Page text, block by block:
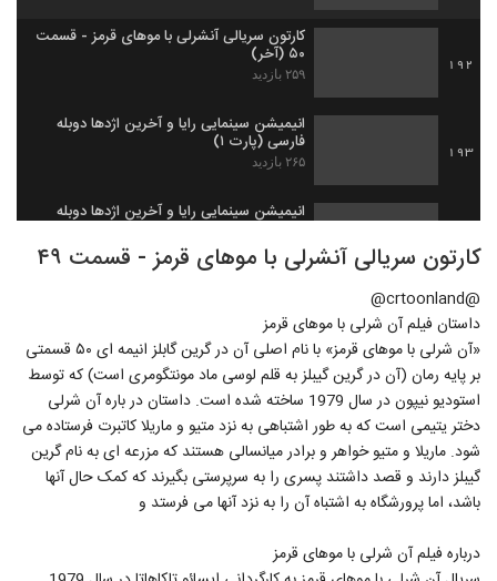
192
کارتون سریالی آنشرلی با موهای قرمز - قسمت
۵۰ (آخر)
۲۵۹ بازدید
193
انیمیشن سینمایی رایا و آخرین اژدها دوبله
فارسی (پارت ۱)
۲۶۵ بازدید
انیمیشن سینمایی رایا و آخرین اژدها دوبله
۲۵۴ بازدید
195 Oasis قسمت ۱
۲۲۵ بازدید
مجموعه انیمیشن اسکار اُسیس Oscar's
Oasis قسمت ۲ آخر
۳۶۹ بازدید
197
انیمیشن باب اسفنجی: به دلقک ها غذا ندین
SpongeBob: Don’t Feed the Clowns
۱۹۱ بازدید
مجموعه کامل کارتون آموزشی زبان انگلیسی پپا
کارتون سریالی آنشرلی با موهای قرمز - قسمت ۴۹
@crtoonland@
داستان فیلم آن شرلی با موهای قرمز
«آن شرلی با موهای قرمز» با نام اصلی آن در گرین گابلز انیمه ای ۵۰ قسمتی
بر پایه رمان (آن در گرین گیبلز به قلم لوسی ماد مونتگومری است) که توسط
استودیو نیپون در سال 1979 ساخته شده است. داستان در باره آن شرلی
دختر یتیمی است که به طور اشتباهی به نزد متیو و ماریلا کاتبرت فرستاده می
شود. ماریلا و متیو خواهر و برادر میانسالی هستند که مزرعه ای به نام گرین
گیبلز دارند و قصد داشتند پسری را به سرپرستی بگیرند که کمک حال آنها
باشد، اما پرورشگاه به اشتباه آن را به نزد آنها می فرستد و
درباره فیلم آن شرلی با موهای قرمز